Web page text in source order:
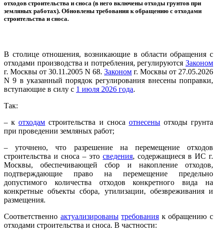
отходов строительства и сноса (в него включены отходы грунтов при
земляных работах). Обновлены требования к обращению с отходами
строительства и сноса.
В столице отношения, возникающие в области обращения с
отходами производства и потребления, регулируются Законом
г. Москвы от 30.11.2005 N 68. Законом г. Москвы от 27.05.2026
N 9 в указанный порядок регулирования внесены поправки,
вступающие в силу с 1 июля 2026 года.
Так:
– котходам строительства и сноса отнесеныотходы грунта
при проведении земляных работ;
– уточнено, что разрешение на перемещение отходов
строительства и сноса – это сведения, содержащиеся в ИС г.
Москвы, обеспечивающей сбор и накопление отходов,
подтверждающие право на перемещение предельно
допустимого количества отходов конкретного вида на
конкретные объекты сбора, утилизации, обезвреживания и
размещения.
Соответственно актуализированы требования к обращению с
отходами строительства и сноса. В частности: